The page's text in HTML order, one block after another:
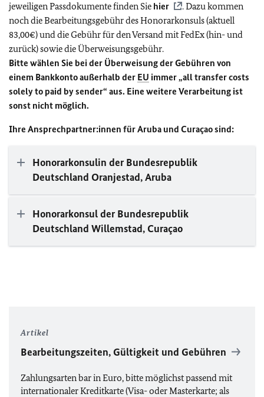
jeweiligen Passdokumente finden Sie hier
. Dazu kommen
noch die Bearbeitungsgebühr des Honorarkonsuls (aktuell
83,00€) und die Gebühr für den Versand mit FedEx (hin- und
zurück) sowie die Überweisungsgebühr.
Bitte wählen Sie bei der Überweisung der Gebühren von
einem Bankkonto außerhalb der EU immer „all transfer costs
solely to paid by sender“ aus. Eine weitere Verarbeitung ist
sonst nicht möglich.
Ihre Ansprechpartner:innen für Aruba und Curaçao sind:
Honorarkonsulin der Bundesrepublik
Deutschland Oranjestad, Aruba
Honorarkonsul der Bundesrepublik
Deutschland Willemstad, Curaçao
Artikel
Bearbeitungszeiten, Gültigkeit und Gebühren
Zahlungsarten bar in Euro, bitte möglichst passend mit
internationaler Kreditkarte (Visa- oder Masterkarte; als